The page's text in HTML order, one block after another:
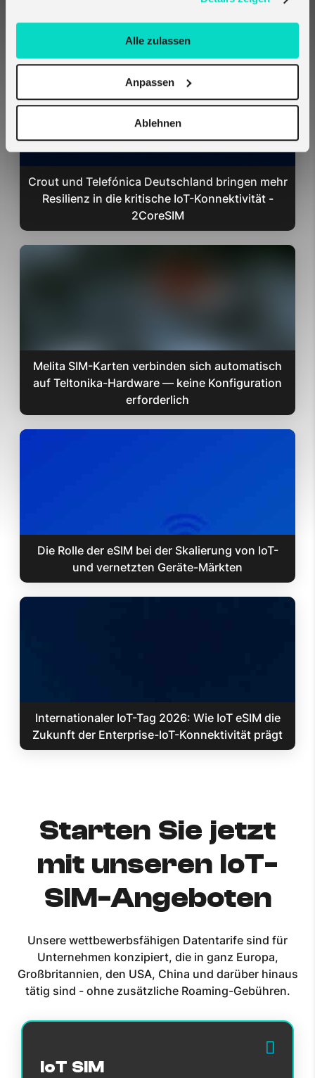
Alle zulassen
Anpassen
Ablehnen
Related Cases
Crout und Telefónica Deutschland bringen mehr
Resilienz in die kritische IoT-Konnektivität -
2CoreSIM
Melita SIM-Karten verbinden sich automatisch
auf Teltonika-Hardware — keine Konfiguration
erforderlich
Die Rolle der eSIM bei der Skalierung von IoT-
und vernetzten Geräte-Märkten
Internationaler IoT-Tag 2026: Wie IoT eSIM die
Zukunft der Enterprise-IoT-Konnektivität prägt
Starten Sie jetzt
mit unseren IoT-
SIM-Angeboten
Unsere wettbewerbsfähigen Datentarife sind für
Unternehmen konzipiert, die in ganz Europa,
Großbritannien, den USA, China und darüber hinaus
tätig sind - ohne zusätzliche Roaming-Gebühren.
IoT SIM